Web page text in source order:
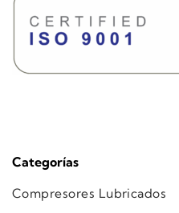
Categorías
Compresores Lubricados